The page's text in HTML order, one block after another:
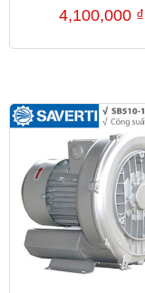
4,100,000 ₫